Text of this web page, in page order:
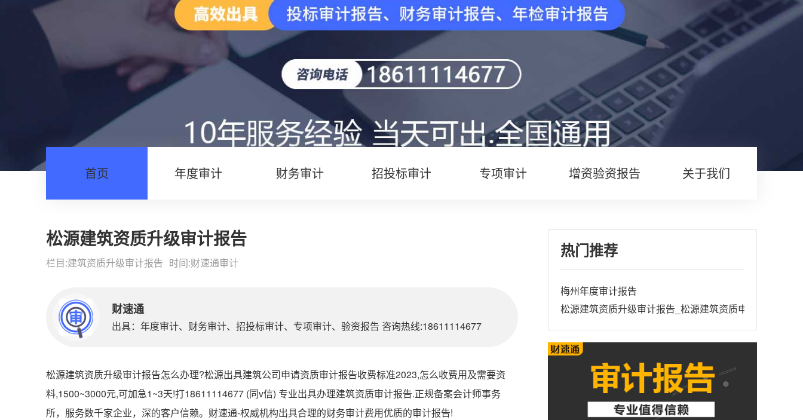
首页 年度审计 财务审计 招投标审计 专项审计 增资验资报告 关于我们
松源建筑资质升级审计报告
栏目:建筑资质升级审计报告 时间:财速通审计
财速通
出具：年度审计、财务审计、招投标审计、专项审计、验资报告 咨询热线:18611114677
松源建筑资质升级审计报告怎么办理?松源出具建筑公司申请资质审计报告收费标准2023,怎么收费用及需要资
料,1500~3000元,可加急1~3天!打18611114677 (同v信) 专业出具办理建筑资质审计报告.正规备案会计师事务
所，服务数千家企业，深的客户信赖。财速通-权威机构出具合理的财务审计费用优质的审计报告!
热门推荐
梅州年度审计报告
松源建筑资质升级审计报告_松源建筑资质申请审计报告